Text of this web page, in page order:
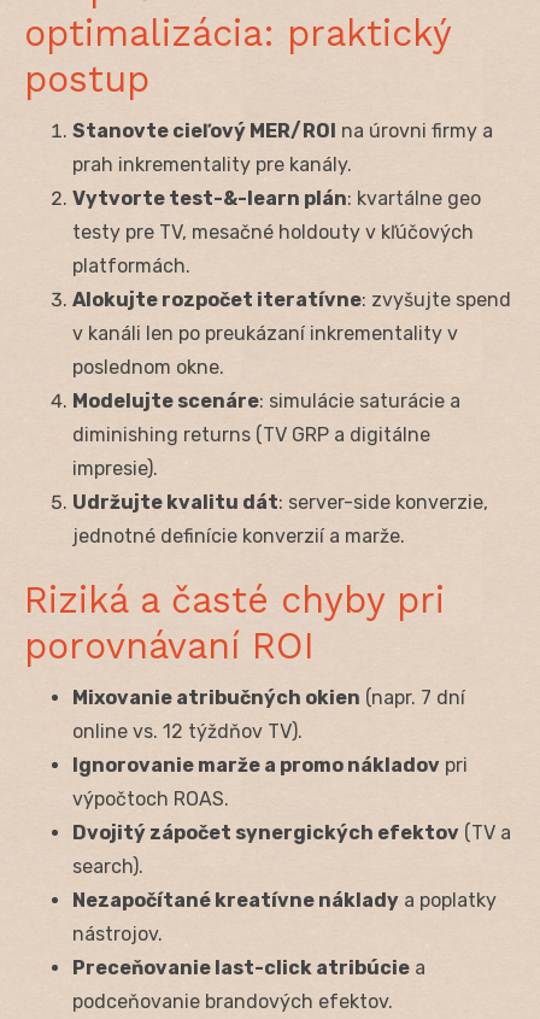
optimalizácia: praktický
postup
Stanovte cieľový MER/ROI na úrovni firmy a
prah inkrementality pre kanály.
Vytvorte test-&-learn plán: kvartálne geo
testy pre TV, mesačné holdouty v kľúčových
platformách.
Alokujte rozpočet iteratívne: zvyšujte spend
v kanáli len po preukázaní inkrementality v
poslednom okne.
Modelujte scenáre: simulácie saturácie a
diminishing returns (TV GRP a digitálne
impresie).
Udržujte kvalitu dát: server-side konverzie,
jednotné definície konverzií a marže.
Riziká a časté chyby pri
porovnávaní ROI
Mixovanie atribučných okien (napr. 7 dní
online vs. 12 týždňov TV).
Ignorovanie marže a promo nákladov pri
výpočtoch ROAS.
Dvojitý zápočet synergických efektov (TV a
search).
Nezapočítané kreatívne náklady a poplatky
nástrojov.
Preceňovanie last-click atribúcie a
podceňovanie brandových efektov.